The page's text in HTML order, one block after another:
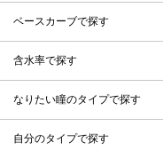
ベースカーブで探す
含水率で探す
なりたい瞳のタイプで探す
自分のタイプで探す